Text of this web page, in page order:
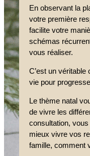
En observant la
votre première
facilite votre
schémas
vous réaliser.
C’est un véritable
vie pour
Le thème natal
de vivre les
consultation,
mieux vivre vos
famille, comment